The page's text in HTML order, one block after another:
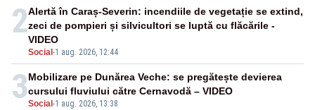
2
Social -1 aug. 2026, 12:44
Alertă în Caraș-Severin: incendiile de vegetație se extind,
zeci de pompieri și silvicultori se luptă cu flăcările -
VIDEO
3Social -1 aug. 2026, 13:38
Mobilizare pe Dunărea Veche: se pregătește devierea
cursului fluviului către Cernavodă – VIDEO